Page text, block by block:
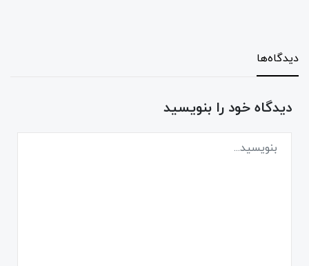
دیدگاه‌ها
دیدگاه خود را بنویسید